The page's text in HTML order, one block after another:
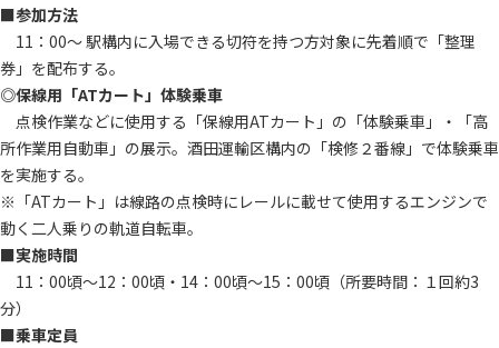
■参加方法
11：00～ 駅構内に入場できる切符を持つ方対象に先着順で「整理
券」を配布する。
◎保線用「ATカート」体験乗車
点検作業などに使用する「保線用ATカート」の「体験乗車」・「高
所作業用自動車」の展示。酒田運輸区構内の「検修２番線」で体験乗車
を実施する。
※「ATカート」は線路の点検時にレールに載せて使用するエンジンで
動く二人乗りの軌道自転車。
■実施時間
11：00頃～12：00頃・14：00頃～15：00頃（所要時間：１回約3
分）
■乗車定員